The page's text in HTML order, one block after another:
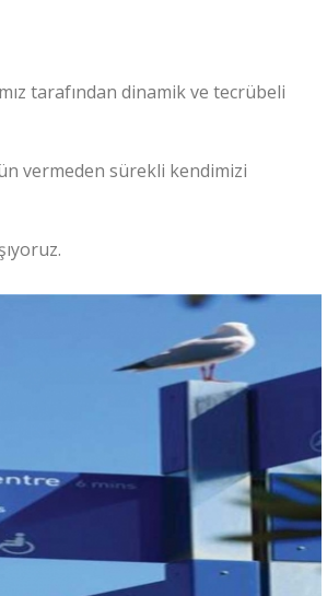
tarafından dinamik ve tecrübeli
vermeden sürekli kendimizi